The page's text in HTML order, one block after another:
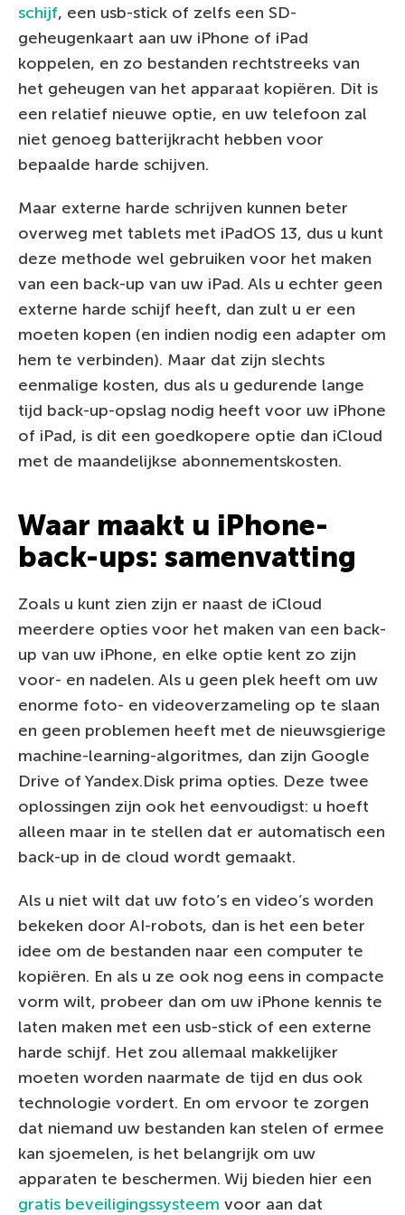
schijf, een usb-stick of zelfs een SD-
geheugenkaart aan uw iPhone of iPad
koppelen, en zo bestanden rechtstreeks van
het geheugen van het apparaat kopiëren. Dit is
een relatief nieuwe optie, en uw telefoon zal
niet genoeg batterijkracht hebben voor
bepaalde harde schijven.
Maar externe harde schrijven kunnen beter
overweg met tablets met iPadOS 13, dus u kunt
deze methode wel gebruiken voor het maken
van een back-up van uw iPad. Als u echter geen
externe harde schijf heeft, dan zult u er een
moeten kopen (en indien nodig een adapter om
hem te verbinden). Maar dat zijn slechts
eenmalige kosten, dus als u gedurende lange
tijd back-up-opslag nodig heeft voor uw iPhone
of iPad, is dit een goedkopere optie dan iCloud
met de maandelijkse abonnementskosten.
Waar maakt u iPhone-
back-ups: samenvatting
Zoals u kunt zien zijn er naast de iCloud
meerdere opties voor het maken van een back-
up van uw iPhone, en elke optie kent zo zijn
voor- en nadelen. Als u geen plek heeft om uw
enorme foto- en videoverzameling op te slaan
en geen problemen heeft met de nieuwsgierige
machine-learning-algoritmes, dan zijn Google
Drive of Yandex.Disk prima opties. Deze twee
oplossingen zijn ook het eenvoudigst: u hoeft
alleen maar in te stellen dat er automatisch een
back-up in de cloud wordt gemaakt.
Als u niet wilt dat uw foto’s en video’s worden
bekeken door AI-robots, dan is het een beter
idee om de bestanden naar een computer te
kopiëren. En als u ze ook nog eens in compacte
vorm wilt, probeer dan om uw iPhone kennis te
laten maken met een usb-stick of een externe
harde schijf. Het zou allemaal makkelijker
moeten worden naarmate de tijd en dus ook
technologie vordert. En om ervoor te zorgen
dat niemand uw bestanden kan stelen of ermee
kan sjoemelen, is het belangrijk om uw
apparaten te beschermen. Wij bieden hier een
gratis beveiligingssysteem voor aan dat